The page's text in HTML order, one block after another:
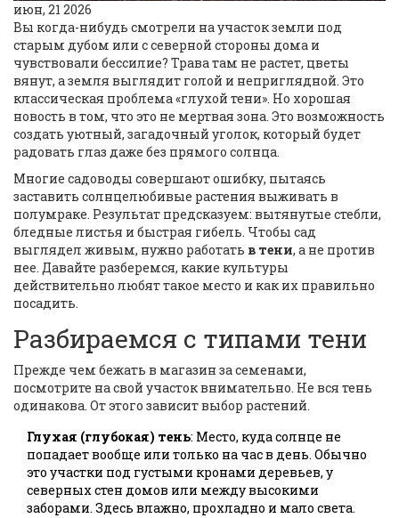
июн, 21 2026
Вы когда-нибудь смотрели на участок земли под
старым дубом или с северной стороны дома и
чувствовали бессилие? Трава там не растет, цветы
вянут, а земля выглядит голой и неприглядной. Это
классическая проблема «глухой тени». Но хорошая
новость в том, что это не мертвая зона. Это возможность
создать уютный, загадочный уголок, который будет
радовать глаз даже без прямого солнца.
Многие садоводы совершают ошибку, пытаясь
заставить солнцелюбивые растения выживать в
полумраке. Результат предсказуем: вытянутые стебли,
бледные листья и быстрая гибель. Чтобы сад
выглядел живым, нужно работать в тени, а не против
нее. Давайте разберемся, какие культуры
действительно любят такое место и как их правильно
посадить.
Разбираемся с типами тени
Прежде чем бежать в магазин за семенами,
посмотрите на свой участок внимательно. Не вся тень
одинакова. От этого зависит выбор растений.
Глухая (глубокая) тень: Место, куда солнце не
попадает вообще или только на час в день. Обычно
это участки под густыми кронами деревьев, у
северных стен домов или между высокими
заборами. Здесь влажно, прохладно и мало света.